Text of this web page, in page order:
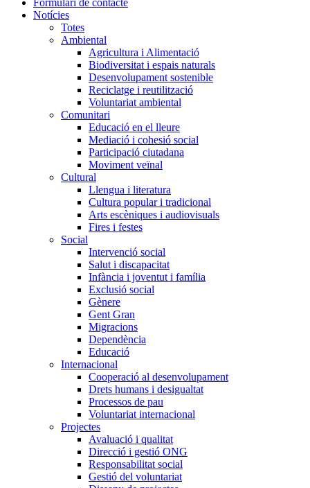
Navegació
principal
Formulari de contacte
Notícies
Totes
Ambiental
Agricultura i Alimentació
Biodiversitat i espais naturals
Desenvolupament sostenible
Reciclatge i reutilització
Voluntariat ambiental
Comunitari
Educació en el lleure
Mediació i cohesió social
Participació ciutadana
Moviment veïnal
Cultural
Llengua i literatura
Cultura popular i tradicional
Arts escèniques i audiovisuals
Fires i festes
Social
Intervenció social
Salut i discapacitat
Infància i joventut i família
Exclusió social
Gènere
Gent Gran
Migracions
Dependència
Educació
Internacional
Cooperació al desenvolupament
Drets humans i desigualtat
Processos de pau
Voluntariat internacional
Projectes
Avaluació i qualitat
Direcció i gestió ONG
Responsabilitat social
Gestió del voluntariat